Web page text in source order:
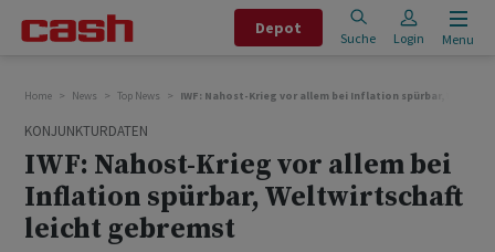
Depot
Suche Login Menu
Home News Top News IWF: Nahost-Krieg vor allem bei Inflation spürbar,
KONJUNKTURDATEN
IWF: Nahost-Krieg vor allem bei
Inflation spürbar, Weltwirtschaft
leicht gebremst